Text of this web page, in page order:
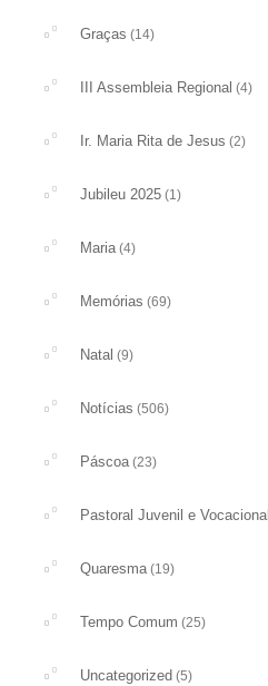
Graças (14)
III Assembleia Regional (4)
Ir. Maria Rita de Jesus (2)
Jubileu 2025 (1)
Maria(4)
Memórias (69)
Natal (9)
Notícias (506)
Páscoa(23)
Pastoral Juvenil e Vocacional
Quaresma(19)
Tempo Comum (25)
Uncategorized (5)